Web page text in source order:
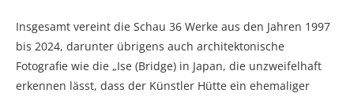
Insgesamt vereint die Schau 36 Werke aus den Jahren 1997
bis 2024, darunter übrigens auch architektonische
Fotografie wie die „Ise (Bridge) in Japan, die unzweifelhaft
erkennen lässt, dass der Künstler Hütte ein ehemaliger